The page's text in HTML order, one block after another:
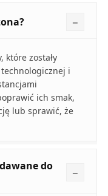
które zostały
i
ich smak,
lub sprawić, że
do